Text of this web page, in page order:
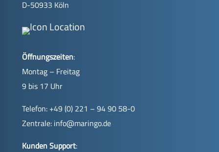
D-50933 Köln
Öffnungszeiten:
Montag – Freitag
9 bis 17 Uhr
Telefon: +49 (0) 221 – 94 90 58-0
Zentrale: info@maringo.de
Kunden Support: